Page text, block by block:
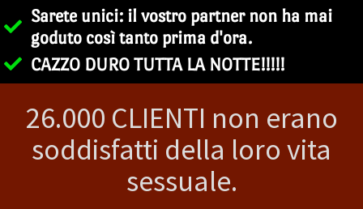
Sarete unici: il vostro partner non ha mai
goduto così tanto prima d'ora.
CAZZO DURO TUTTA LA NOTTE!!!!!
26.000 CLIENTI non erano
soddisfatti della loro vita
sessuale.